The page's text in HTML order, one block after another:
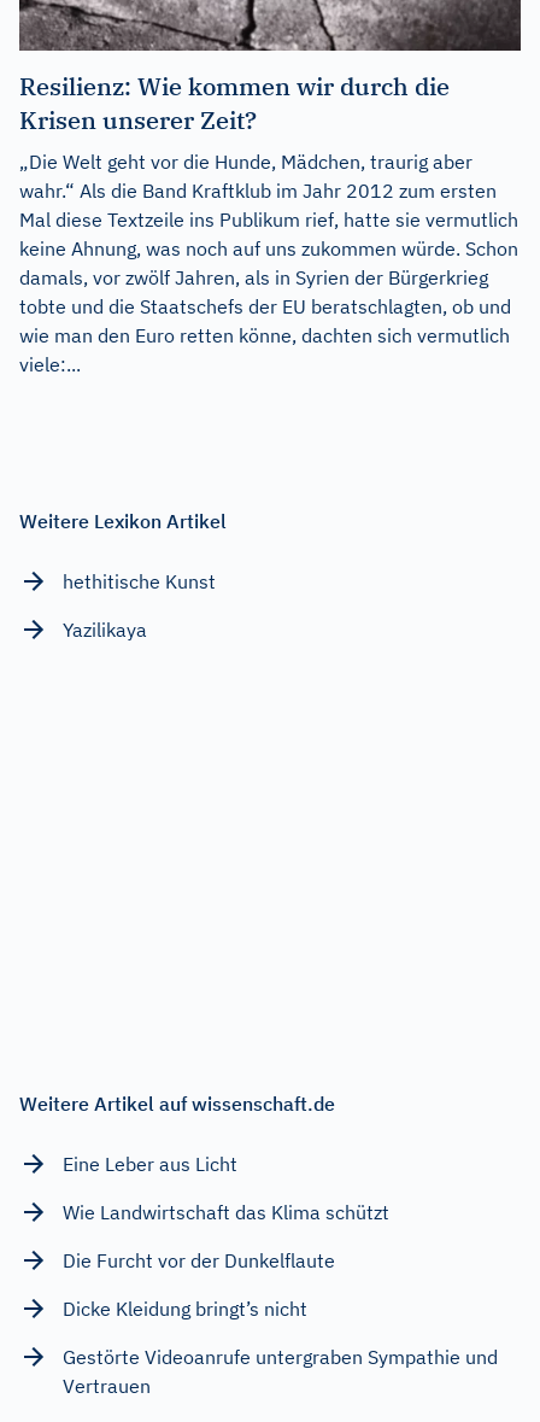
Resilienz: Wie kommen wir durch die
Krisen unserer Zeit?
„Die Welt geht vor die Hunde, Mädchen, traurig aber
wahr.“ Als die Band Kraftklub im Jahr 2012 zum ersten
Mal diese Textzeile ins Publikum rief, hatte sie vermutlich
keine Ahnung, was noch auf uns zukommen würde. Schon
damals, vor zwölf Jahren, als in Syrien der Bürgerkrieg
tobte und die Staatschefs der EU beratschlagten, ob und
wie man den Euro retten könne, dachten sich vermutlich
viele:...
Weitere Lexikon Artikel
hethitische Kunst
Yazilikaya
Weitere Artikel auf wissenschaft.de
Eine Leber aus Licht
Wie Landwirtschaft das Klima schützt
Die Furcht vor der Dunkelflaute
Dicke Kleidung bringt’s nicht
Gestörte Videoanrufe untergraben Sympathie und
Vertrauen